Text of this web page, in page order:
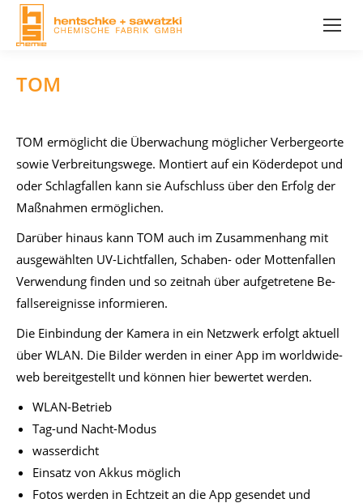
TOM
TOM er­mög­licht die Über­wa­chung mög­li­cher Ver­ber­ge­or­te
so­wie Ver­brei­tungs­we­ge. Mon­tiert auf ein Kö­der­de­pot und
oder Schlag­fal­len kann sie Auf­schluss über den Er­folg der
Maß­nah­men er­mög­li­chen.
Dar­über hin­aus kann TOM auch im Zu­sam­men­hang mit
aus­ge­wähl­ten UV-Licht­fal­len, Scha­ben- oder Mot­ten­fal­len
Ver­wen­dung fin­den und so zeit­nah über auf­ge­tre­te­ne Be­
falls­er­eig­nis­se in­for­mie­ren.
Die Ein­bin­dung der Ka­me­ra in ein Netz­werk er­folgt ak­tu­ell
über WLAN. Die Bil­der wer­den in ei­ner App im world­wi­de­
web be­reit­ge­stellt und kön­nen hier be­wer­tet wer­den.
WLAN-Betrieb
Tag-und Nacht-Modus
wasserdicht
Einsatz von Akkus möglich
Fotos werden in Echtzeit an die App gesendet und